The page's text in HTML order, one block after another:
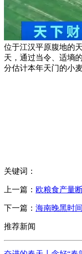
位于江汉平原腹地的
天，通过当令、适墒
分估计本年天门的小
关键词：
上一篇： 欧粮食产量
下一篇： 海南晚黑时
推荐新闻